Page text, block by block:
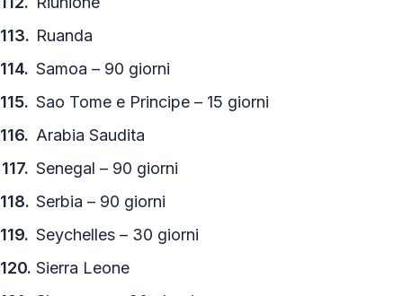
Ruanda
Samoa – 90 giorni
Sao Tome e Principe – 15 giorni
Arabia Saudita
Senegal – 90 giorni
Serbia – 90 giorni
Seychelles – 30 giorni
Sierra Leone